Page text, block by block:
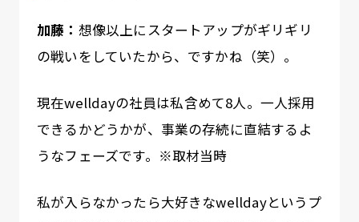
加藤： 想像以上にスタートアップがギリギリ
の戦いをしていたから、ですかね（笑）。
現在welldayの社員は私含めて8人。一人採用
できるかどうかが、事業の存続に直結するよ
うなフェーズです。※取材当時
私が入らなかったら大好きなwelldayというプ